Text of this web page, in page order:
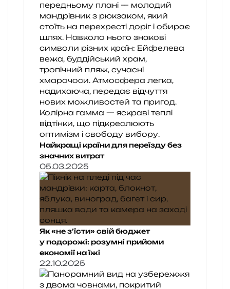
Найкращі країни для переїзду без
значних витрат
05.03.2025
Як «не з’їсти» свій бюджет
у подорожі: розумні прийоми
економії на їжі
22.10.2025